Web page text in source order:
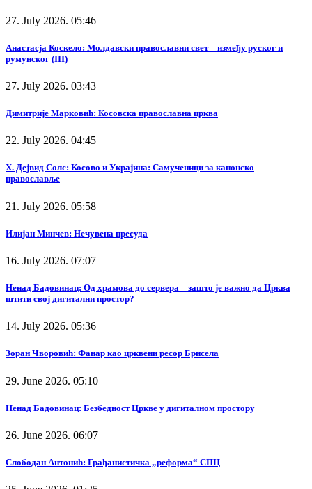
27. July 2026. 05:46
Анастасја Коскело: Молдавски православни свет – између руског и
румунског (III)
27. July 2026. 03:43
Димитрије Марковић: Косовска православна црква
22. July 2026. 04:45
Х. Дејвид Солс: Косово и Украјина: Самученици за канонско
православље
21. July 2026. 05:58
Илијан Минчев: Нечувена пресуда
16. July 2026. 07:07
Ненад Бадовинац: Од храмова до сервера – зашто је важно да Црква
штити свој дигитални простор?
14. July 2026. 05:36
Зоран Чворовић: Фанар као црквени ресор Брисела
29. June 2026. 05:10
Ненад Бадовинац: Безбедност Цркве у дигиталном простору
26. June 2026. 06:07
Слободан Антонић: Грађанистичка „реформа“ СПЦ